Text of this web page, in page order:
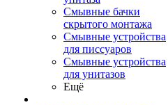
Смывные бачки
скрытого монтажа
Смывные устройства
для писсуаров
Смывные устройства
для унитазов
Ещё